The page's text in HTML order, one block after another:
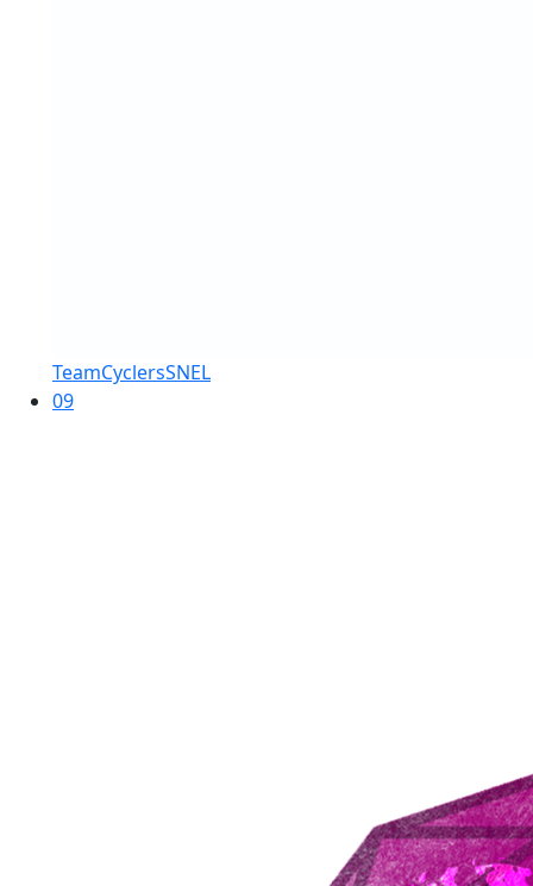
TeamCyclersSNEL
09